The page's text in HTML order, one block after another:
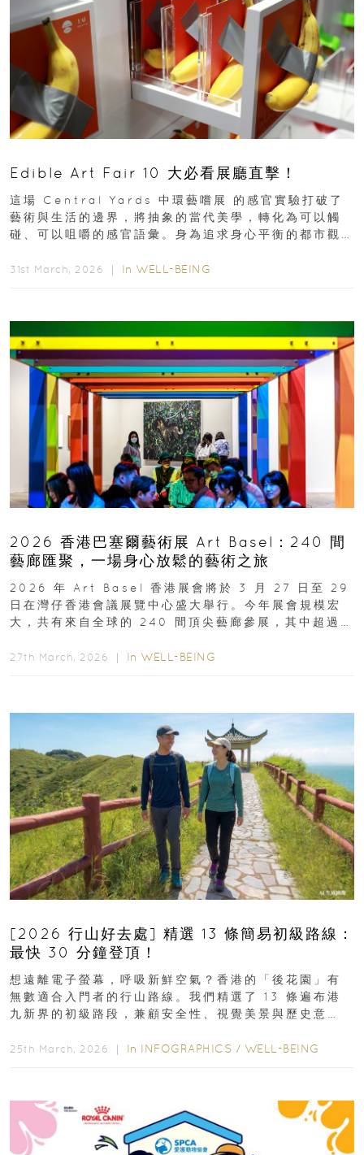
Edible Art Fair 10 大必看展廳直擊！
這場 Central Yards 中環藝嚐展 的感官實驗打破了
藝術與生活的邊界，將抽象的當代美學，轉化為可以觸
碰、可以咀嚼的感官語彙。身為追求身心平衡的都市觀
31st March, 2026 ｜ In WELL-BEING
2026 香港巴塞爾藝術展 Art Basel：240 間
藝廊匯聚，一場身心放鬆的藝術之旅
2026 年 Art Basel 香港展會將於 3 月 27 日至 29
日在灣仔香港會議展覽中心盛大舉行。今年展會規模宏
大，共有來自全球的 240 間頂尖藝廊參展，其中超過半
27th March, 2026 ｜ In WELL-BEING
[2026 行山好去處] 精選 13 條簡易初級路線：
最快 30 分鐘登頂！
想遠離電子螢幕，呼吸新鮮空氣？香港的「後花園」有
無數適合入門者的行山路線。我們精選了 13 條遍布港
九新界的初級路段，兼顧安全性、視覺美景與歷史意
25th March, 2026 ｜ In INFOGRAPHICS / WELL-BEING